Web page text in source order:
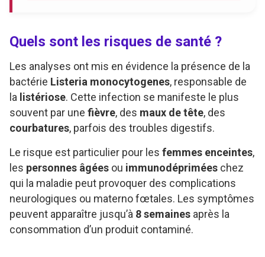
Quels sont les risques de santé ?
Les analyses ont mis en évidence la présence de la
bactérie Listeria monocytogenes, responsable de
la listériose. Cette infection se manifeste le plus
souvent par une fièvre, des maux de tête, des
courbatures, parfois des troubles digestifs.
Le risque est particulier pour les femmes enceintes,
les personnes âgées ou immunodéprimées chez
qui la maladie peut provoquer des complications
neurologiques ou materno fœtales. Les symptômes
peuvent apparaître jusqu’à 8 semaines après la
consommation d’un produit contaminé.